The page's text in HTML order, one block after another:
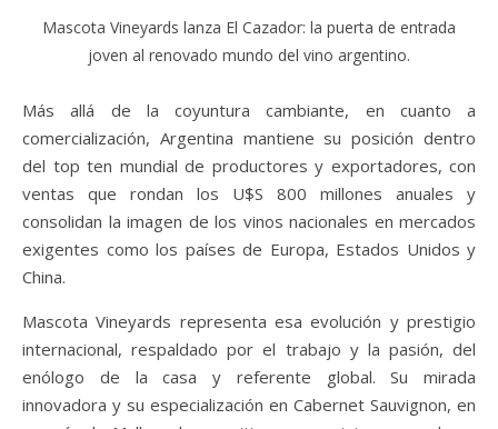
Mascota Vineyards lanza El Cazador: la puerta de entrada
joven al renovado mundo del vino argentino.
Más allá de la coyuntura cambiante, en cuanto a
comercialización, Argentina mantiene su posición dentro
del top ten mundial de productores y exportadores, con
ventas que rondan los U$S 800 millones anuales y
consolidan la imagen de los vinos nacionales en mercados
exigentes como los países de Europa, Estados Unidos y
China.
Mascota Vineyards representa esa evolución y prestigio
internacional, respaldado por el trabajo y la pasión, del
enólogo de la casa y referente global. Su mirada
innovadora y su especialización en Cabernet Sauvignon, en